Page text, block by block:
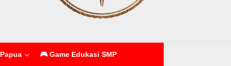
Papua 🎮 Game Edukasi SMP